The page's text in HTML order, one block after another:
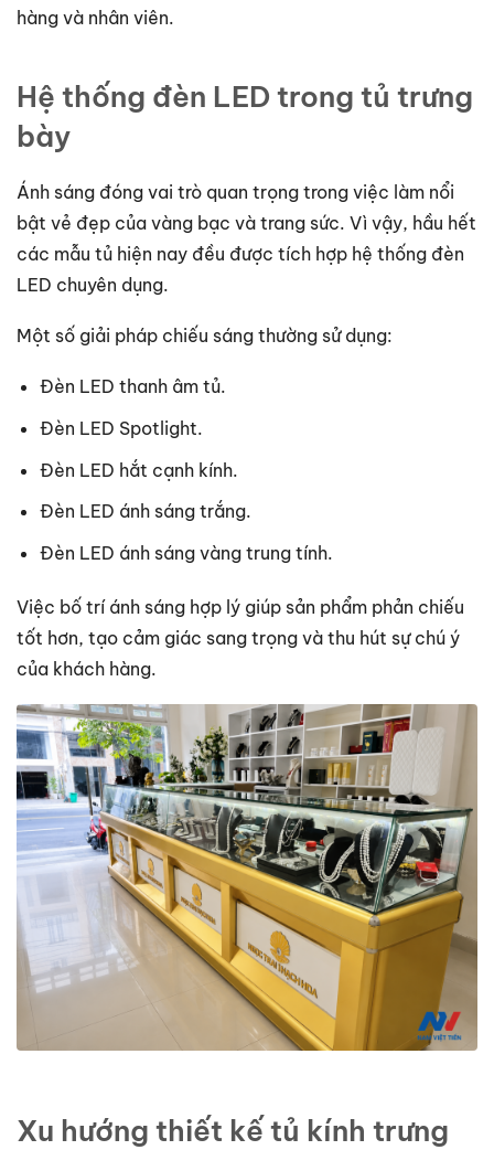
hàng và nhân viên.
Hệ thống đèn LED trong tủ trưng
bày
Ánh sáng đóng vai trò quan trọng trong việc làm nổi
bật vẻ đẹp của vàng bạc và trang sức. Vì vậy, hầu hết
các mẫu tủ hiện nay đều được tích hợp hệ thống đèn
LED chuyên dụng.
Một số giải pháp chiếu sáng thường sử dụng:
Đèn LED thanh âm tủ.
Đèn LED Spotlight.
Đèn LED hắt cạnh kính.
Đèn LED ánh sáng trắng.
Đèn LED ánh sáng vàng trung tính.
Việc bố trí ánh sáng hợp lý giúp sản phẩm phản chiếu
tốt hơn, tạo cảm giác sang trọng và thu hút sự chú ý
của khách hàng.
Xu hướng thiết kế tủ kính trưng